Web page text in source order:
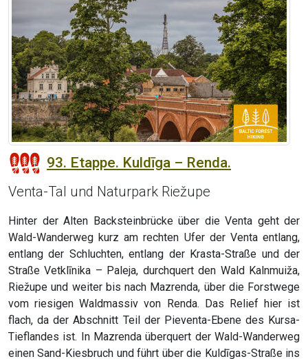
93. Etappe. Kuldīga – Renda.
Venta-Tal und Naturpark Riežupe
Hinter der Alten Backsteinbrücke über die Venta geht der
Wald-Wanderweg kurz am rechten Ufer der Venta entlang,
entlang der Schluchten, entlang der Krasta-Straße und der
Straße Vetklīnika – Paleja, durchquert den Wald Kalnmuiža,
Riežupe und weiter bis nach Mazrenda, über die Forstwege
vom riesigen Waldmassiv von Renda. Das Relief hier ist
flach, da der Abschnitt Teil der Pieventa-Ebene des Kursa-
Tieflandes ist. In Mazrenda überquert der Wald-Wanderweg
einen Sand-Kiesbruch und führt über die Kuldīgas-Straße ins